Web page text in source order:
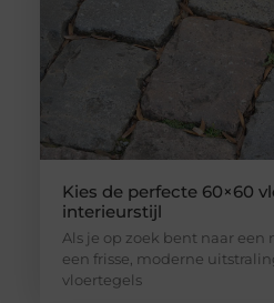
Kies de perfecte 60×60
interieurstijl
Als je op zoek bent naar
een frisse, moderne
vloertegels